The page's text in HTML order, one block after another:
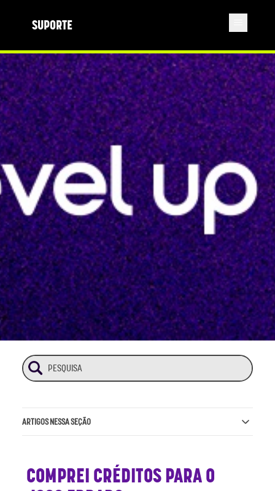
SUPORTE
ARTIGOS NESSA SEÇÃO
COMPREI CRÉDITOS PARA O